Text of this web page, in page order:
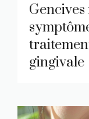
Gencives
gingivale